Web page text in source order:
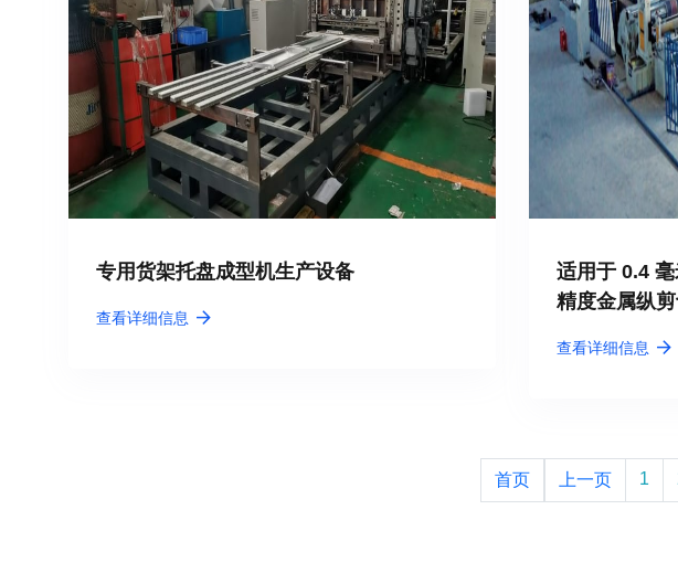
专用货架托盘成型机生产设备
查看详细信息
适用于 0.4
精度金属纵
查看详细信息
首页 上一页 1